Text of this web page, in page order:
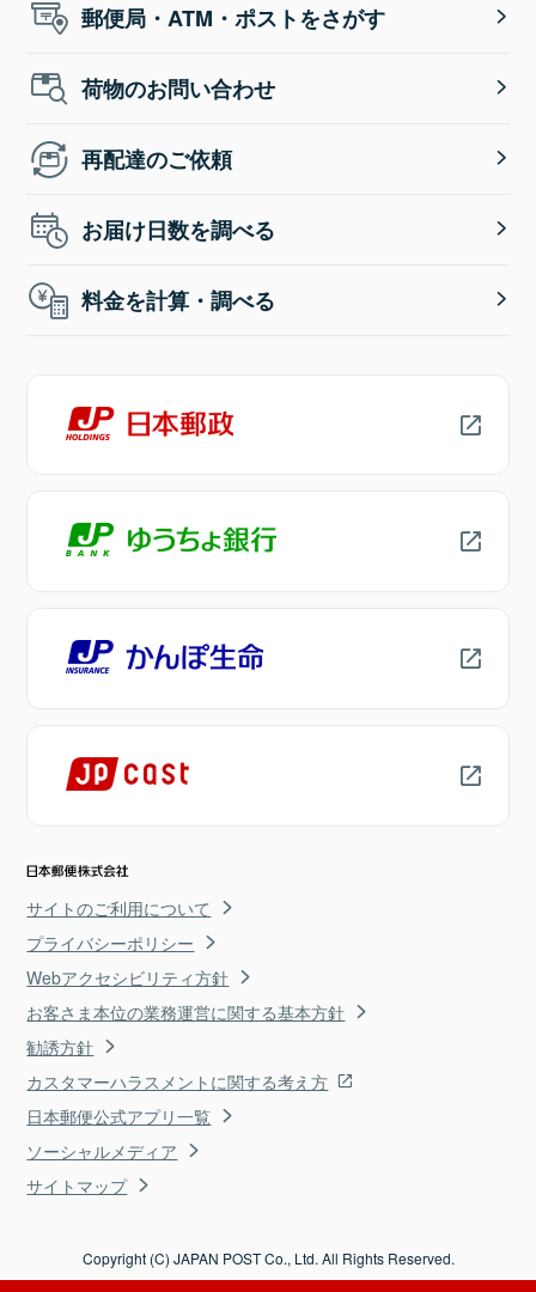
郵便局・ATM・ポストをさがす
荷物のお問い合わせ
再配達のご依頼
お届け日数を調べる
料金を計算・調べる
サイトのご利用について
プライバシーポリシー
Webアクセシビリティ方針
お客さま本位の業務運営に関する基本方針
勧誘方針
カスタマーハラスメントに関する考え方
日本郵便公式アプリ一覧
ソーシャルメディア
サイトマップ
Copyright (C) JAPAN POST Co., Ltd. All Rights Reserved.